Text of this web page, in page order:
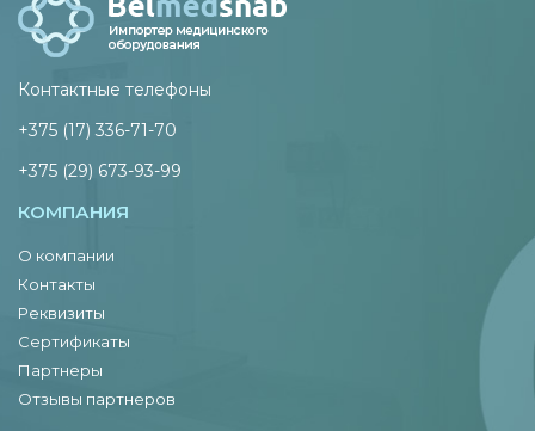
Контактные телефоны
+375 (17) 336-71-70
+375 (29) 673-93-99
КОМПАНИЯ
О компании
Контакты
Реквизиты
Сертификаты
Партнеры
Отзывы партнеров